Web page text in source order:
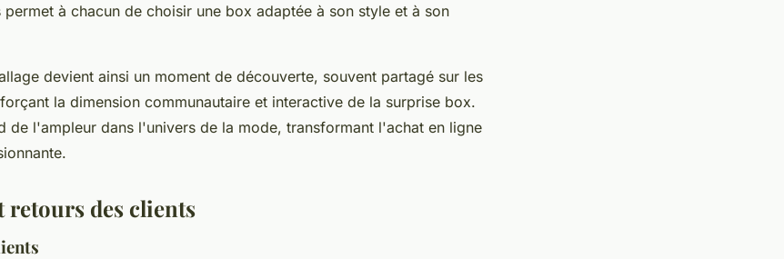
à chacun de choisir une box adaptée à son style et à son
devient ainsi un moment de découverte, souvent partagé sur les
la dimension communautaire et interactive de la surprise box.
de l'ampleur dans l'univers de la mode, transformant l'achat en ligne
retours des clients